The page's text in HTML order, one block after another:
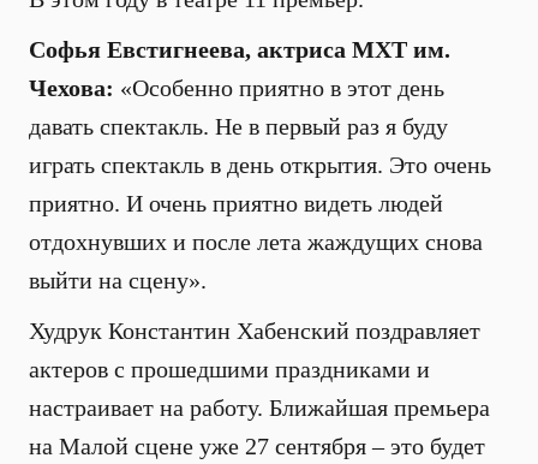
Софья Евстигнеева, актриса МХТ им.
Чехова: «Особенно приятно в этот день
давать спектакль. Не в первый раз я буду
играть спектакль в день открытия. Это очень
приятно. И очень приятно видеть людей
отдохнувших и после лета жаждущих снова
выйти на сцену».
Худрук Константин Хабенский поздравляет
актеров с прошедшими праздниками и
настраивает на работу. Ближайшая премьера
на Малой сцене уже 27 сентября – это будет